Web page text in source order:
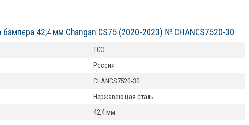
бампера 42,4 мм Changan CS75 (2020-2023) № CHANCS7520-30
ТСС
Россия
CHANCS7520-30
Нержавеющая сталь
42,4 мм